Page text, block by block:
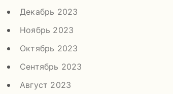
Декабрь 2023
Ноябрь 2023
Октябрь 2023
Сентябрь 2023
Август 2023